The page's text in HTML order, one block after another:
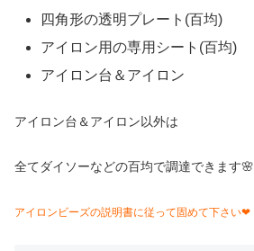
四角形の透明プレート(百均)
アイロン用の専用シート(百均)
アイロン台＆アイロン
アイロン台＆アイロン以外は
全てダイソーなどの百均で調達できます🌸
アイロンビーズの説明書に従って固めて下さい❤